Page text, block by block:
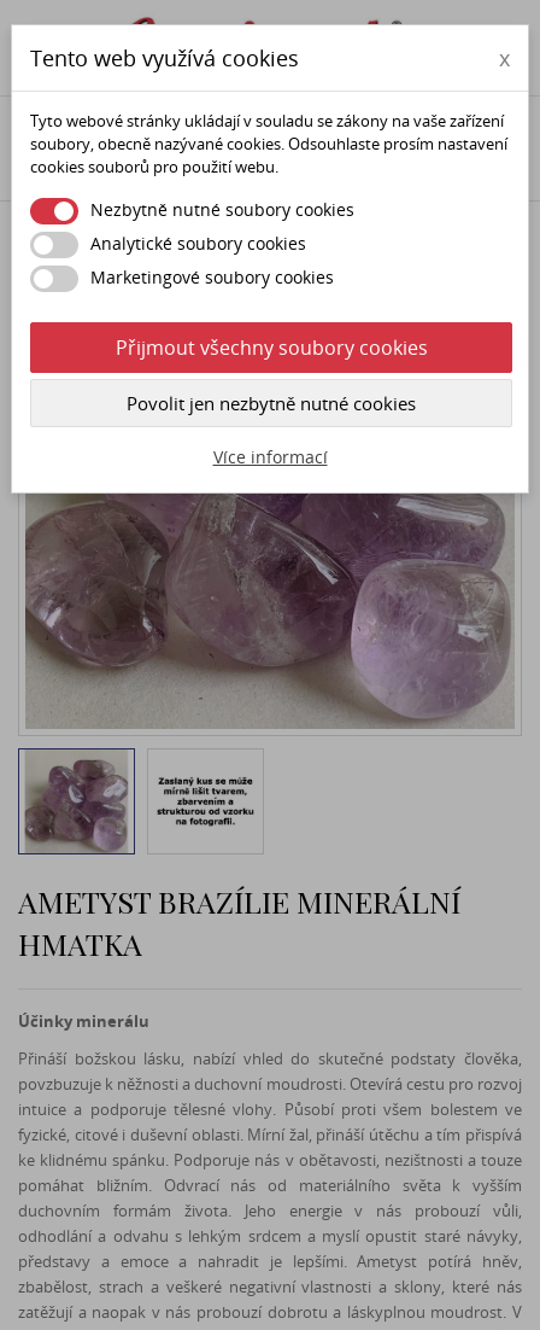

Domů Minerály (polodrahokamy)
Minerální dekorace
Hmatky
Ametyst Brazílie minerální hmatka
AMETYST BRAZÍLIE MINERÁLNÍ
HMATKA
Účinky minerálu
Přináší božskou lásku, nabízí vhled do skutečné podstaty člověka,
povzbuzuje k něžnosti a duchovní moudrosti. Otevírá cestu pro rozvoj
intuice a podporuje tělesné vlohy. Působí proti všem bolestem ve
fyzické, citové i duševní oblasti. Mírní žal, přináší útěchu a tím přispívá
ke klidnému spánku. Podporuje nás v obětavosti, nezištnosti a touze
pomáhat bližním. Odvrací nás od materiálního světa k vyšším
duchovním formám života. Jeho energie v nás probouzí vůli,
odhodlání a odvahu s lehkým srdcem a myslí opustit staré návyky,
představy a emoce a nahradit je lepšími. Ametyst potírá hněv,
zbabělost, strach a veškeré negativní vlastnosti a sklony, které nás
zatěžují a naopak v nás probouzí dobrotu a láskyplnou moudrost. V
Tento web využívá cookies x
Tyto webové stránky ukládají v souladu se zákony na vaše zařízení
soubory, obecně nazývané cookies. Odsouhlaste prosím nastavení
cookies souborů pro použití webu.
Nezbytně nutné soubory cookies
Analytické soubory cookies
Marketingové soubory cookies
Přijmout všechny soubory cookies
Povolit jen nezbytně nutné cookies
Více informací